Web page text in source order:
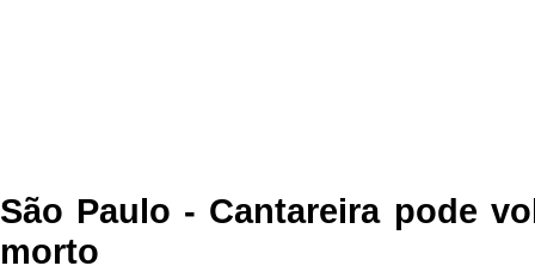
São Paulo - Cantareira pode
morto